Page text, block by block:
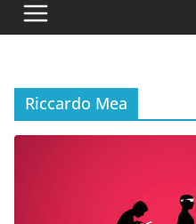
Riccardo Mea